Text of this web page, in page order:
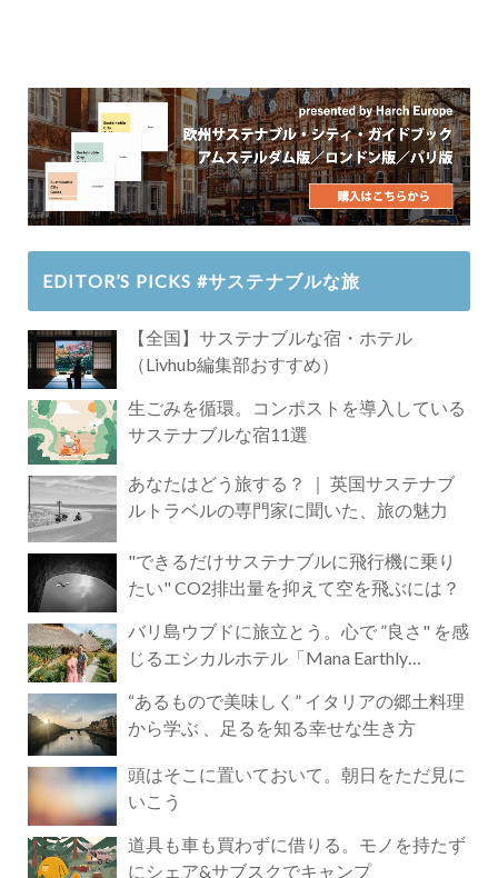
EDITOR’S PICKS #サステナブルな旅
【全国】サステナブルな宿・ホテル
（Livhub編集部おすすめ）
生ごみを循環。コンポストを導入している
サステナブルな宿11選
あなたはどう旅する？ ｜ 英国サステナブ
ルトラベルの専門家に聞いた、旅の魅力
"できるだけサステナブルに飛行機に乗り
たい" CO2排出量を抑えて空を飛ぶには？
バリ島ウブドに旅立とう。心で ”良さ" を感
じるエシカルホテル「Mana Earthly
“あるもので美味しく” イタリアの郷土料理
から学ぶ 、足るを知る幸せな生き方
頭はそこに置いておいて。朝日をただ見に
いこう
道具も車も買わずに借りる。モノを持たず
にシェア&サブスクでキャンプ